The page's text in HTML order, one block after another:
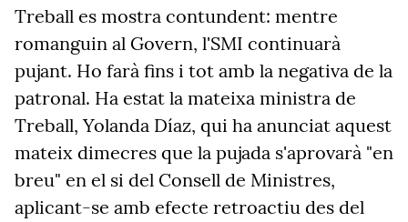
Treball es mostra contundent: mentre
romanguin al Govern, l'SMI continuarà
pujant. Ho farà fins i tot amb la negativa de la
patronal. Ha estat la mateixa ministra de
Treball, Yolanda Díaz, qui ha anunciat aquest
mateix dimecres que la pujada s'aprovarà "en
breu" en el si del Consell de Ministres,
aplicant-se amb efecte retroactiu des del